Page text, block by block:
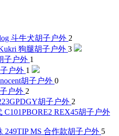
斗牛犬胡子户外 2
狗腿胡子户外 3
子户外 1
户外 1
胡子户外 0
户外 2
胡子户外 2
C101PBORE2 REX45胡子户外
249TIP MS 合作款胡子户外 5